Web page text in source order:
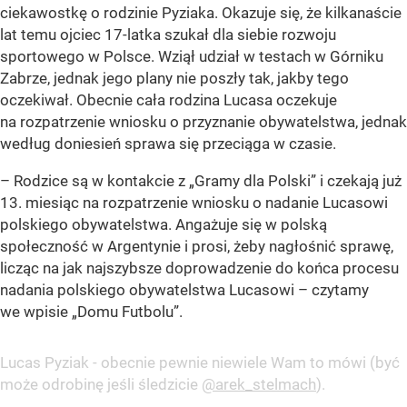
ciekawostkę o rodzinie Pyziaka. Okazuje się, że kilkanaście
lat temu ojciec 17-latka szukał dla siebie rozwoju
sportowego w Polsce. Wziął udział w testach w Górniku
Zabrze, jednak jego plany nie poszły tak, jakby tego
oczekiwał. Obecnie cała rodzina Lucasa oczekuje
na rozpatrzenie wniosku o przyznanie obywatelstwa, jednak
według doniesień sprawa się przeciąga w czasie.
– Rodzice są w kontakcie z „Gramy dla Polski” i czekają już
13. miesiąc na rozpatrzenie wniosku o nadanie Lucasowi
polskiego obywatelstwa. Angażuje się w polską
społeczność w Argentynie i prosi, żeby nagłośnić sprawę,
licząc na jak najszybsze doprowadzenie do końca procesu
nadania polskiego obywatelstwa Lucasowi – czytamy
we wpisie „Domu Futbolu”.
Lucas Pyziak - obecnie pewnie niewiele Wam to mówi (być
może odrobinę jeśli śledzicie @arek_stelmach).